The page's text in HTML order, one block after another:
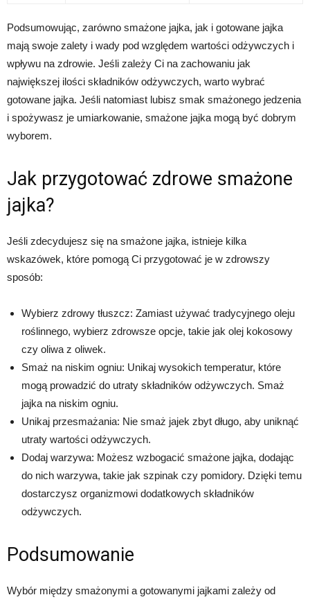
Podsumowując, zarówno smażone jajka, jak i gotowane jajka
mają swoje zalety i wady pod względem wartości odżywczych i
wpływu na zdrowie. Jeśli zależy Ci na zachowaniu jak
największej ilości składników odżywczych, warto wybrać
gotowane jajka. Jeśli natomiast lubisz smak smażonego jedzenia
i spożywasz je umiarkowanie, smażone jajka mogą być dobrym
wyborem.
Jak przygotować zdrowe smażone
jajka?
Jeśli zdecydujesz się na smażone jajka, istnieje kilka
wskazówek, które pomogą Ci przygotować je w zdrowszy
sposób:
Wybierz zdrowy tłuszcz: Zamiast używać tradycyjnego oleju
roślinnego, wybierz zdrowsze opcje, takie jak olej kokosowy
czy oliwa z oliwek.
Smaż na niskim ogniu: Unikaj wysokich temperatur, które
mogą prowadzić do utraty składników odżywczych. Smaż
jajka na niskim ogniu.
Unikaj przesmażania: Nie smaż jajek zbyt długo, aby uniknąć
utraty wartości odżywczych.
Dodaj warzywa: Możesz wzbogacić smażone jajka, dodając
do nich warzywa, takie jak szpinak czy pomidory. Dzięki temu
dostarczysz organizmowi dodatkowych składników
odżywczych.
Podsumowanie
Wybór między smażonymi a gotowanymi jajkami zależy od